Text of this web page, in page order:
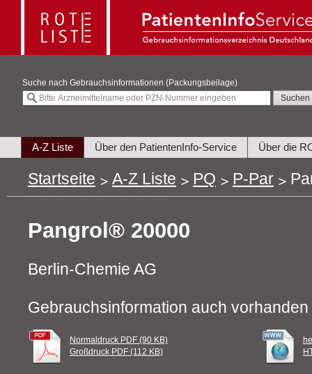
Suche nach Gebrauchsinformationen (Packungsbeilage)
A-Z Liste Über den PatientenInfo-Service Über die
Startseite A-Z Liste PQ P-Par
Pangrol® 20000
Berlin-Chemie AG
Gebrauchsinformation auch vorhanden
Normaldruck PDF (90 KB)
Großdruck PDF (112 KB)